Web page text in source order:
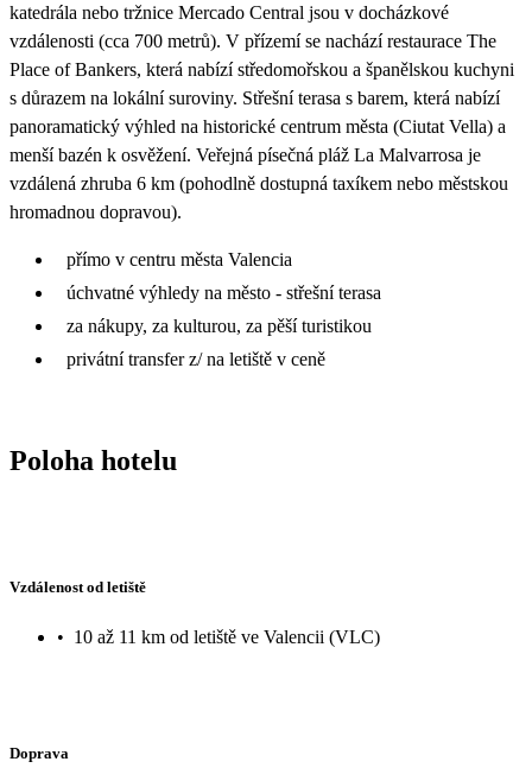
katedrála nebo tržnice Mercado Central jsou v docházkové
vzdálenosti (cca 700 metrů). V přízemí se nachází restaurace The
Place of Bankers, která nabízí středomořskou a španělskou kuchyni
s důrazem na lokální suroviny. Střešní terasa s barem, která nabízí
panoramatický výhled na historické centrum města (Ciutat Vella) a
menší bazén k osvěžení. Veřejná písečná pláž La Malvarrosa je
vzdálená zhruba 6 km (pohodlně dostupná taxíkem nebo městskou
hromadnou dopravou).
přímo v centru města Valencia
úchvatné výhledy na město - střešní terasa
za nákupy, za kulturou, za pěší turistikou
privátní transfer z/ na letiště v ceně
Poloha hotelu
Vzdálenost od letiště
• 10 až 11 km od letiště ve Valencii (VLC)
Doprava